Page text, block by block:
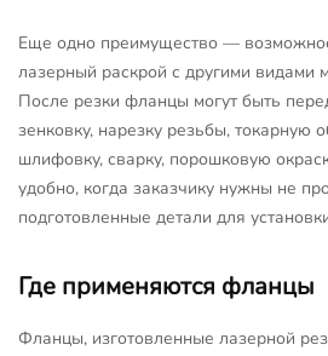
Еще одно преимущество —
лазерный раскрой с другими видами
После резки фланцы могут быть
зенковку, нарезку резьбы, токарную
шлифовку, сварку, порошковую
удобно, когда заказчику нужны не
подготовленные детали для
Где применяются фланцы
Фланцы, изготовленные лазерной